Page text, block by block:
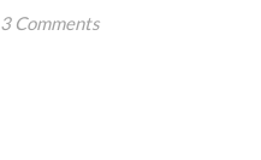
3 Comments